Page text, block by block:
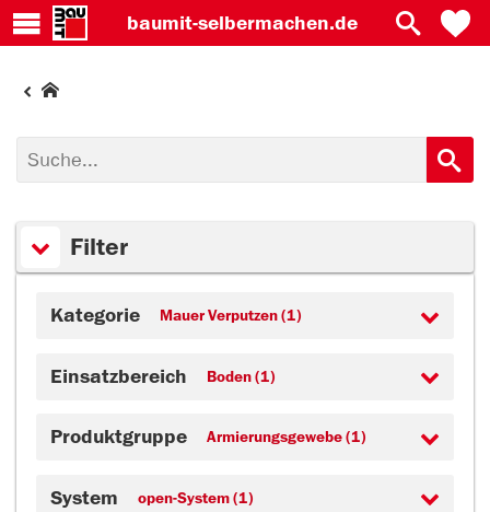
baumit-selbermachen.de
Filter
Kategorie Mauer Verputzen (1)
Einsatzbereich Boden (1)
Produktgruppe Armierungsgewebe (1)
System open-System (1)